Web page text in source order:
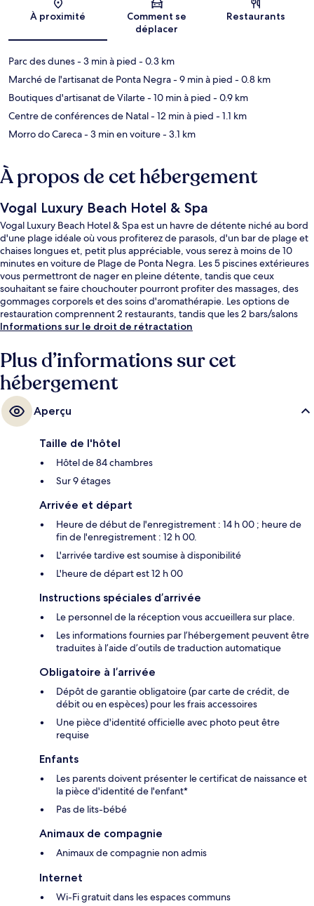
Carte
À proximité
Comment se
déplacer
Restaurants
Parc des dunes- 3 min à pied - 0.3 km
Marché de l'artisanat de Ponta Negra- 9 min à pied - 0.8 km
Boutiques d'artisanat de Vilarte- 10 min à pied - 0.9 km
Centre de conférences de Natal- 12 min à pied - 1.1 km
Morro do Careca- 3 min en voiture- 3.1 km
À propos de cet hébergement
Vogal Luxury Beach Hotel & Spa
Vogal Luxury Beach Hotel & Spa est un havre de détente niché au bord
d'une plage idéale où vous profiterez de parasols, d'un bar de plage et
chaises longues et, petit plus appréciable, vous serez à moins de 10
minutes en voiture de Plage de Ponta Negra. Les 5 piscines extérieures
vous permettront de nager en pleine détente, tandis que ceux
souhaitant se faire chouchouter pourront profiter des massages, des
gommages corporels et des soins d'aromathérapie. Les options de
restauration comprennent 2 restaurants, tandis que les 2 bars/salons
vous invitent à siroter des boissons rafraîchissantes. Cet hôtel de luxe
ouverte 24 h/24 et une salle de fitness. Les autres voyageurs ne disent
que du bien en ce qui concerne le personnel attentionné.
Informations sur le droit de rétractation
Plus d’informations sur cet
hébergement
Aperçu
Taille de l'hôtel
Hôtel de 84 chambres
Sur 9 étages
Arrivée et départ
Heure de début de l'enregistrement : 14 h 00 ; heure de
fin de l'enregistrement : 12 h 00.
L'arrivée tardive est soumise à disponibilité
L'heure de départ est 12 h 00
Instructions spéciales d’arrivée
Le personnel de la réception vous accueillera sur place.
Les informations fournies par l’hébergement peuvent être
traduites à l’aide d’outils de traduction automatique
Obligatoire à l’arrivée
Dépôt de garantie obligatoire (par carte de crédit, de
débit ou en espèces) pour les frais accessoires
Une pièce d'identité officielle avec photo peut être
requise
Enfants
Les parents doivent présenter le certificat de naissance et
la pièce d'identité de l'enfant*
Pas de lits-bébé
Animaux de compagnie
Animaux de compagnie non admis
Internet
Wi-Fi gratuit dans les espaces communs